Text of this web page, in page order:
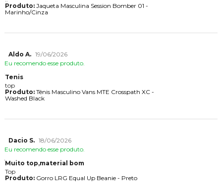
Produto:Jaqueta Masculina Session Bomber 01 -
Marinho/Cinza
Aldo A. 19/06/2026
Eu recomendo esse produto.
Tenis
top
Produto:Tênis Masculino Vans MTE Crosspath XC -
Washed Black
Dacio S. 18/06/2026
Eu recomendo esse produto.
Muito top,material bom
Top
Produto:Gorro LRG Equal Up Beanie - Preto